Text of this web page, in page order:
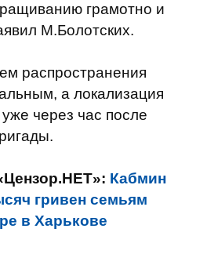
грамотно и
М.Болотских.
распространения
а локализация
через час после
Кабмин
гривен семьям
в Харькове